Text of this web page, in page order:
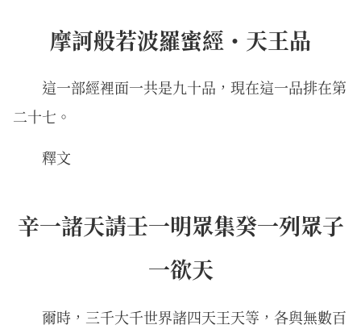
摩訶般若波羅蜜經・天王品
這一部經裡面一共是九十品，現在這一品排在第
二十七。
釋文
辛一諸天請壬一明眾集癸一列眾子
一欲天
爾時，三千大千世界諸四天王天等，各與無數百